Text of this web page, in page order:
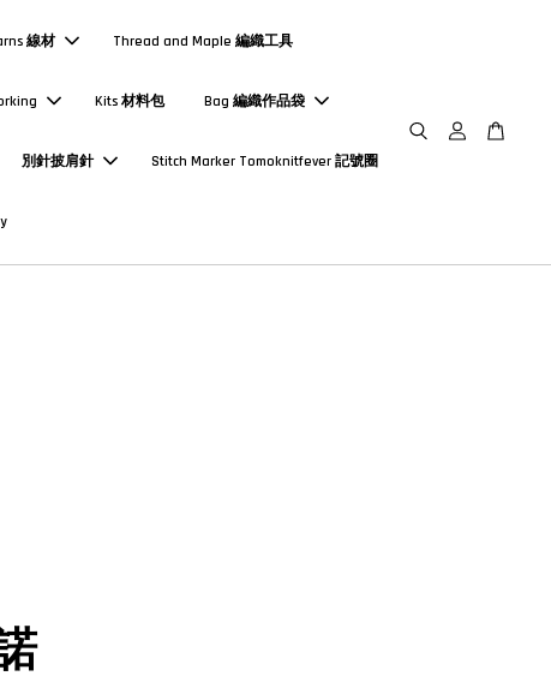
線材 Thread and Maple 編織工具
Kits 材料包 Bag 編織作品袋
別針披肩針 Stitch Marker Tomoknitfever 記號圈